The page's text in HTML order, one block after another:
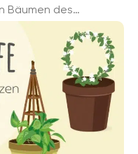
Bäumen des
es ...